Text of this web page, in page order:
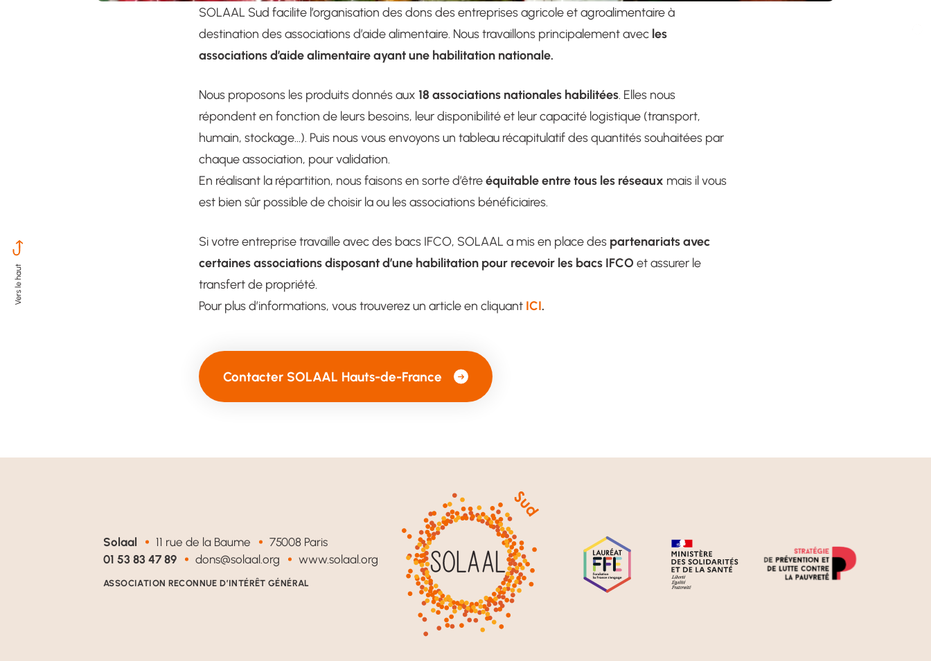
SOLAAL Sud facilite l’organisation des dons des entreprises agricole et agroalimentaire à
destination des associations d’aide alimentaire. Nous travaillons principalement avec les
associations d’aide alimentaire ayant une habilitation nationale.
Nous proposons les produits donnés aux 18 associations nationales habilitées. Elles nous
répondent en fonction de leurs besoins, leur disponibilité et leur capacité logistique (transport,
humain, stockage…). Puis nous vous envoyons un tableau récapitulatif des quantités souhaitées par
chaque association, pour validation.
En réalisant la répartition, nous faisons en sorte d’êtreéquitable entre tous les réseaux mais il vous
est bien sûr possible de choisir la ou les associations bénéficiaires.
Si votre entreprise travaille avec des bacs IFCO, SOLAAL a mis en place des partenariats avec
certaines associations disposant d’une habilitation pour recevoir les bacs IFCO et assurer le
transfert de propriété.
Pour plus d’informations, vous trouverez un article en cliquant ICI.
Contacter SOLAAL Hauts-de-France
Solaal 11 rue de la Baume 75008 Paris
01 53 83 47 89 dons@solaal.org www.solaal.org
ASSOCIATION RECONNUE D’INTÉRÊT GÉNÉRAL